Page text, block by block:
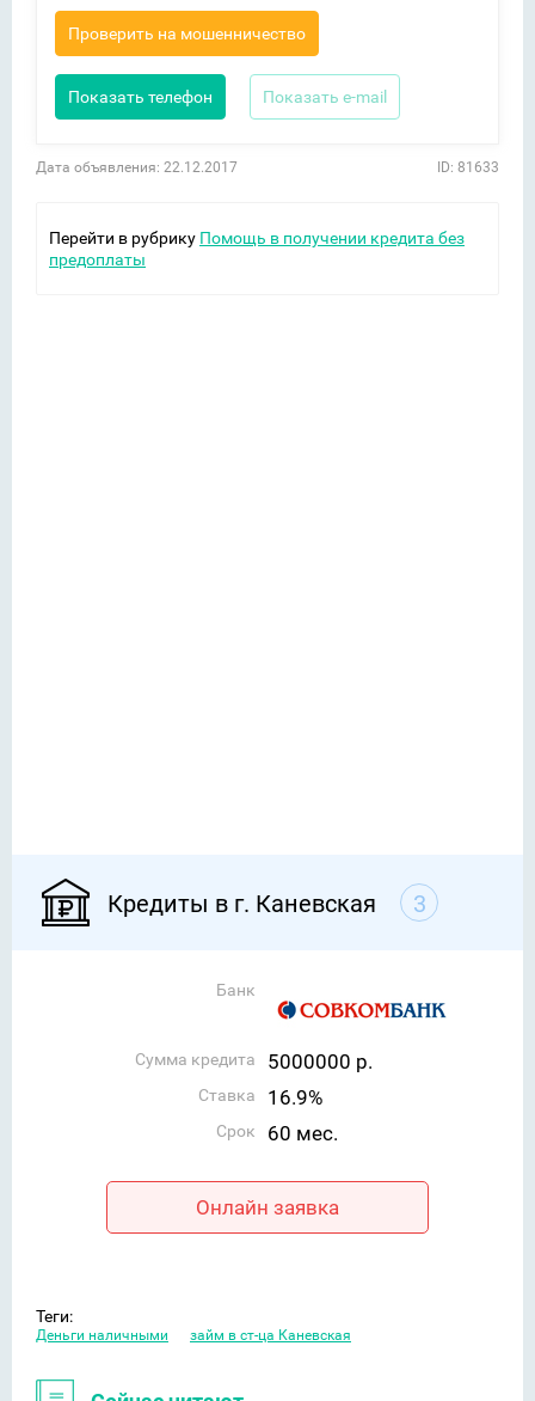
Проверить на мошенничество
Показать телефон Показать e-mail
Дата объявления: 22.12.2017 ID: 81633
Перейти в рубрику Помощь в получении кредита без
предоплаты
Кредиты в г. Каневская 3
Банк
Сумма кредита 5000000 р.
Ставка 16.9%
Срок 60 мес.
Онлайн заявка
Теги:
Деньги наличными займ в ст-ца Каневская